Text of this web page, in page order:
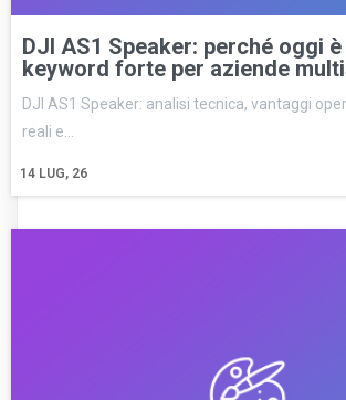
DJI AS1 Speaker: perché oggi è
keyword forte per aziende
14 LUG, 26
DJI AS1 Speaker: analisi tecnica, vantaggi
reali e…